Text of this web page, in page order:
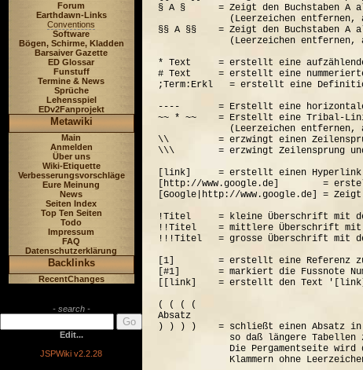
Forum
Earthdawn-Links
Conventions
Software
Bögen, Schirme, Kladden
Barsaiver Gazette
ED Glossar
Funstuff
Termine & News
Sprüche
Lehensspiel
EDv2Fanprojekt
Metawiki
Main
Anmelden
Über uns
Wiki-Etiquette
Verbesserungsvorschläge
Eure Meinung
News
Seiten Index
Top Ten Seiten
Todo
Impressum
FAQ
Datenschutzerklärung
Backlinks
RecentChanges
- search -
Edit...
JSPWiki v2.2.28
§ A §      = Zeigt den Buchstaben A
(Leerzeichen entfernen,
§§ A §§    = Zeigt den Buchstaben A
(Leerzeichen entfernen,
* Text     = erstellt eine
# Text     = erstellt eine
;Term:Erkl   = erstellt eine
----       = Erstellt eine
~~ * ~~    = Erstellt eine Tribal-
(Leerzeichen entfernen,
\\         = erzwingt einen
\\\        = erzwingt Zeilensprung
[link]     = erstellt einen Hyperlink
[http://www.google.de]        =
[Google|http://www.google.de] =
!Titel     = kleine Überschrift mit
!!Titel    = mittlere Überschrift mit
!!!Titel   = grosse Überschrift mit
[1]        = erstellt eine Referenz zur
[#1]       = markiert die Fussnote
[[link]    = erstellt den Text
( ( ( (
Absatz
) ) ) )    = schließt einen Absatz in
so daß längere Tabellen
Die Pergamentseite wird